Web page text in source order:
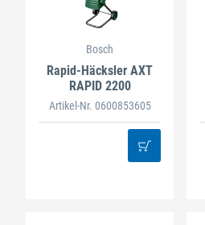
Bosch
Rapid-Häcksler AXT
RAPID 2200
Artikel-Nr. 0600853605